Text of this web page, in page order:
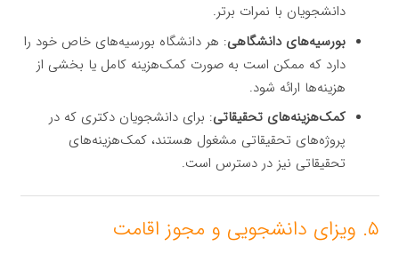
دانشجویان با نمرات برتر.
بورسیه‌های دانشگاهی: هر دانشگاه بورسیه‌های خاص خود را
دارد که ممکن است به صورت کمک‌هزینه کامل یا بخشی از
هزینه‌ها ارائه شود.
کمک‌هزینه‌های تحقیقاتی: برای دانشجویان دکتری که در
پروژه‌های تحقیقاتی مشغول هستند، کمک‌هزینه‌های
تحقیقاتی نیز در دسترس است.
۵. ویزای دانشجویی و مجوز اقامت